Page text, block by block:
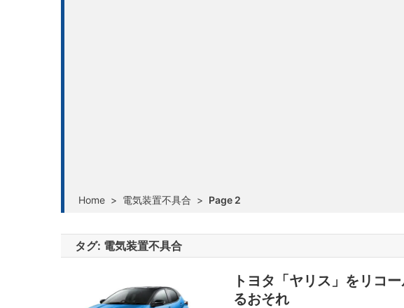
Home > 電気装置不具合 > Page 2
タグ: 電気装置不具合
トヨタ「ヤリス」をリコ
るおそれ